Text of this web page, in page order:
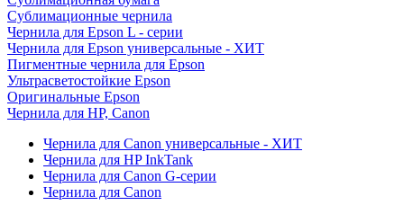
Сублимационные чернила
Чернила для Epson L - серии
Чернила для Epson универсальные - ХИТ
Пигментные чернила для Epson
Ультрасветостойкие Epson
Оригинальные Epson
Чернила для HP, Canon
Чернила для Canon универсальные - ХИТ
Чернила для HP InkTank
Чернила для Canon G-серии
Чернила для Canon